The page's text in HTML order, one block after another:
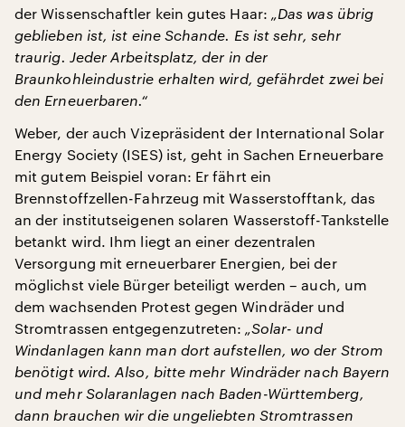
der Wissenschaftler kein gutes Haar: „Das was übrig
geblieben ist, ist eine Schande. Es ist sehr, sehr
traurig. Jeder Arbeitsplatz, der in der
Braunkohleindustrie erhalten wird, gefährdet zwei bei
den Erneuerbaren.“
Weber, der auch Vizepräsident der International Solar
Energy Society (ISES) ist, geht in Sachen Erneuerbare
mit gutem Beispiel voran: Er fährt ein
Brennstoffzellen-Fahrzeug mit Wasserstofftank, das
an der institutseigenen solaren Wasserstoff-Tankstelle
betankt wird. Ihm liegt an einer dezentralen
Versorgung mit erneuerbarer Energien, bei der
möglichst viele Bürger beteiligt werden – auch, um
dem wachsenden Protest gegen Windräder und
Stromtrassen entgegenzutreten: „Solar- und
Windanlagen kann man dort aufstellen, wo der Strom
benötigt wird. Also, bitte mehr Windräder nach Bayern
und mehr Solaranlagen nach Baden-Württemberg,
dann brauchen wir die ungeliebten Stromtrassen